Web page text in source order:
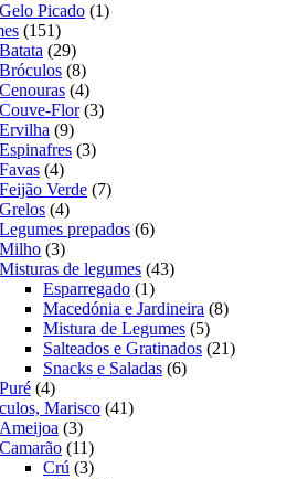
Gelo Picado 11
151151
produtos
Batata 2929
produtos
Bróculos 88
produtos
Cenouras 44
produtos
Couve-Flor 33
Ervilha 99
produtos
Espinafres 33
Favas 44
produtos
Feijão Verde 77
Grelos 44
produtos
Legumes prepados 66
Milho 33
produtos
Misturas de legumes 4343
Esparregado 11
produto
Macedónia e Jardineira 88
Mistura de Legumes 55
produtos
Salteados e Gratinados 2121
Snacks e Saladas 66
Puré 44
produtos
Marisco 4141
Ameijoa 33
produtos
Camarão 1111
produtos
Crú 33